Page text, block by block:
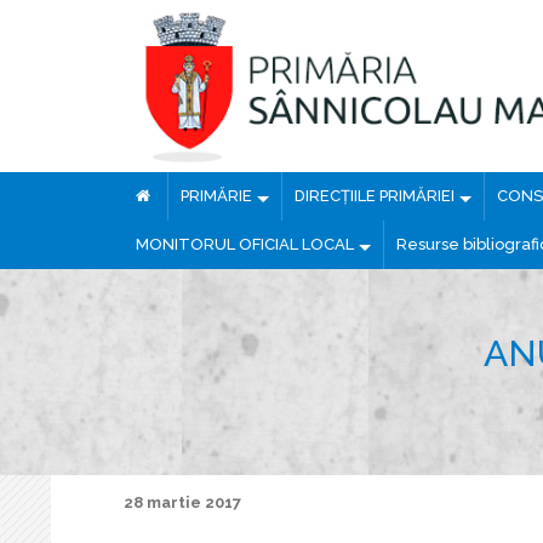
PRIMĂRIE DIRECȚIILE PRIMĂRIEI
MONITORUL OFICIAL LOCAL Resurse
28 martie 2017